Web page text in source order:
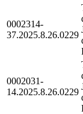
0002314-
37.2025.8.26.0229
0002031-
14.2025.8.26.0229